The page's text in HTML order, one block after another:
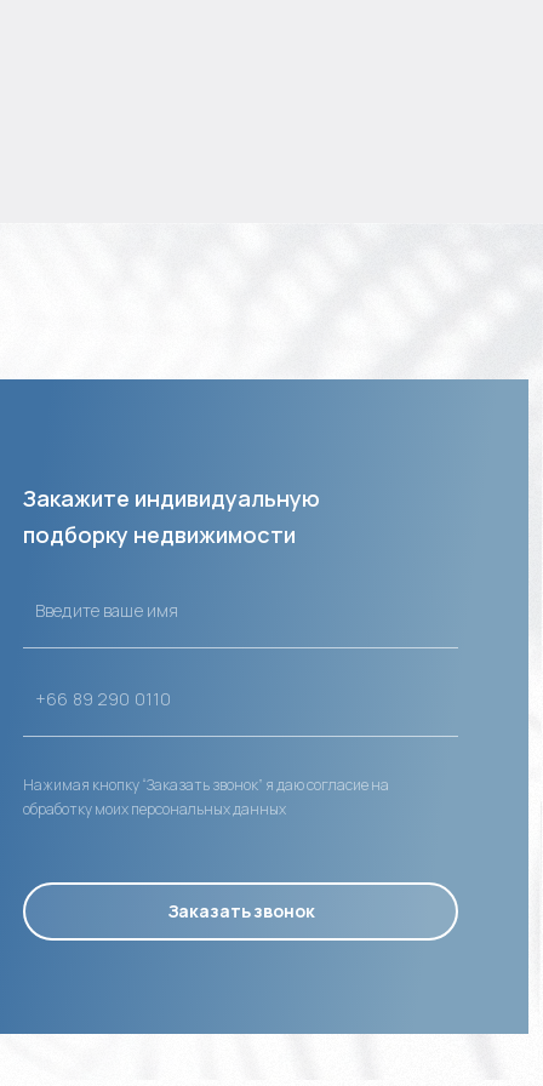
Закажите индивидуальную
подборку недвижимости
Нажимая кнопку “Заказать звонок” я даю согласие на
обработку моих персональных данных
Заказать звонок